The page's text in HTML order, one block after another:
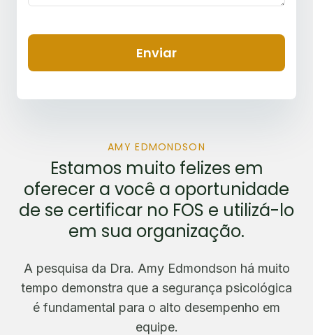
Enviar
AMY EDMONDSON
Estamos muito felizes em
oferecer a você a oportunidade
de se certificar no FOS e utilizá-lo
em sua organização.
A pesquisa da Dra. Amy Edmondson há muito
tempo demonstra que a segurança psicológica
é fundamental para o alto desempenho em
equipe.